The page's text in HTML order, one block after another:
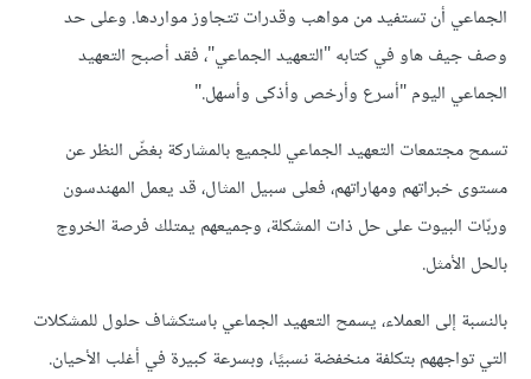
الجماعي أن تستفيد من مواهب وقدرات تتجاوز مواردها. وعلى حد
وصف جيف هاو في كتابه "التعهيد الجماعي"، فقد أصبح التعهيد
الجماعي اليوم "أسرع وأرخص وأذكى وأسهل."
تسمح مجتمعات التعهيد الجماعي للجميع بالمشاركة بغضّ النظر عن
مستوى خبراتهم ومهاراتهم، فعلى سبيل المثال، قد يعمل المهندسون
وربّات البيوت على حل ذات المشكلة، وجميعهم يمتلك فرصة الخروج
بالحل الأمثل.
بالنسبة إلى العملاء، يسمح التعهيد الجماعي باستكشاف حلول للمشكلات
التي تواجههم بتكلفة منخفضة نسبيًا، وبسرعة كبيرة في أغلب الأحيان.